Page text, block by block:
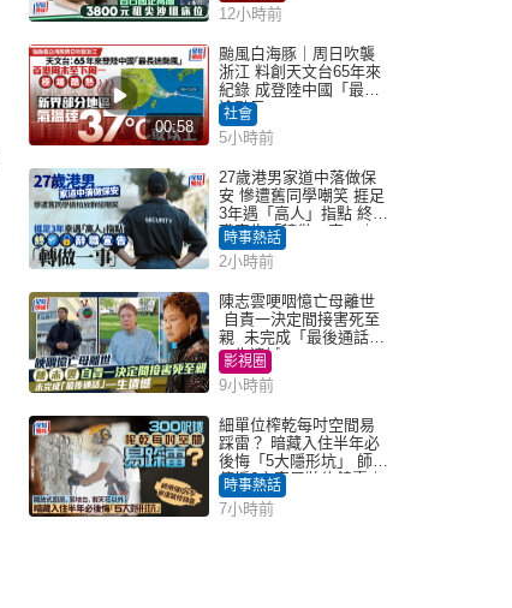
12小時前
00:58
颱風白海豚｜周日吹襲
浙江 料創天文台65年來
紀錄 成登陸中國「最長
途颱風」
社會
5小時前
27歲港男家道中落做保
安 慘遭舊同學嘲笑 捱足
3年遇「高人」指點 終辭
職宣告「轉做一事」｜
Juicy叮
時事熱話
2小時前
陳志雲哽咽憶亡母離世
自責一決定間接害死至
親 未完成「最後通話」
一生遺憾
影視圈
9小時前
細單位榨乾每吋空間易
踩雷？ 暗藏入住半年必
後悔「5大隱形坑」 師傅
傳授6字家居裝修錦囊｜
Juicy叮
時事熱話
7小時前